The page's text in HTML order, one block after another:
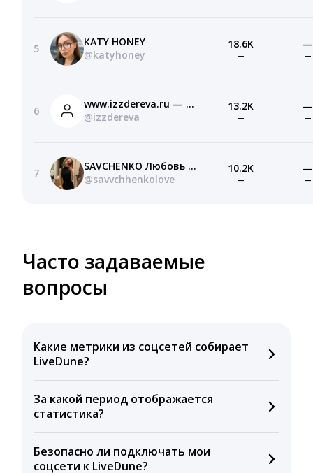
5
KATY HONEY
@katyhoney
18.6K
—
—
—
6
www.izzdereva.ru — Деревянные игрушки
@izzdereva
13.2K
—
—
—
7
SAVCHENKO Любовь | нутрициолог & фитнес тренер
@savvchhenkolove
10.2K
—
—
—
Часто задаваемые
вопросы
Какие метрики из соцсетей собирает
LiveDune?
комментариев, кликов, репостов, охватов и
динамике числа подписчиков. Рекомендуем время
За какой период отображается
статистика?
своим аккаунтам за 1 год при использовании
бесплатного пробного периода или при
Безопасно ли подключать мои
соцсети к LiveDune?